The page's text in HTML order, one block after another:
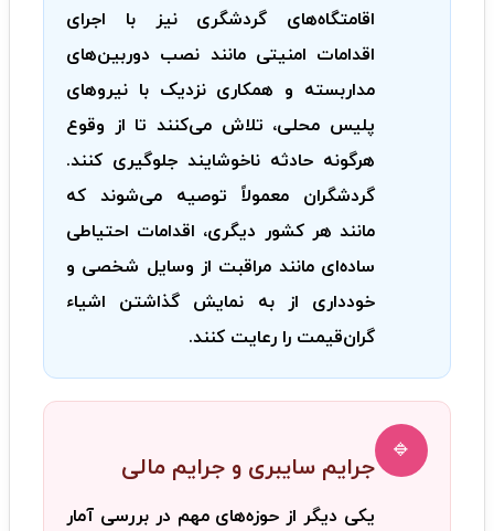
اقامتگاه‌های گردشگری نیز با اجرای
اقدامات امنیتی مانند نصب دوربین‌های
مداربسته و همکاری نزدیک با نیروهای
پلیس محلی، تلاش می‌کنند تا از وقوع
هرگونه حادثه ناخوشایند جلوگیری کنند.
گردشگران معمولاً توصیه می‌شوند که
مانند هر کشور دیگری، اقدامات احتیاطی
ساده‌ای مانند مراقبت از وسایل شخصی و
خودداری از به نمایش گذاشتن اشیاء
گران‌قیمت را رعایت کنند.
🔹
جرایم سایبری و جرایم مالی
یکی دیگر از حوزه‌های مهم در بررسی آمار